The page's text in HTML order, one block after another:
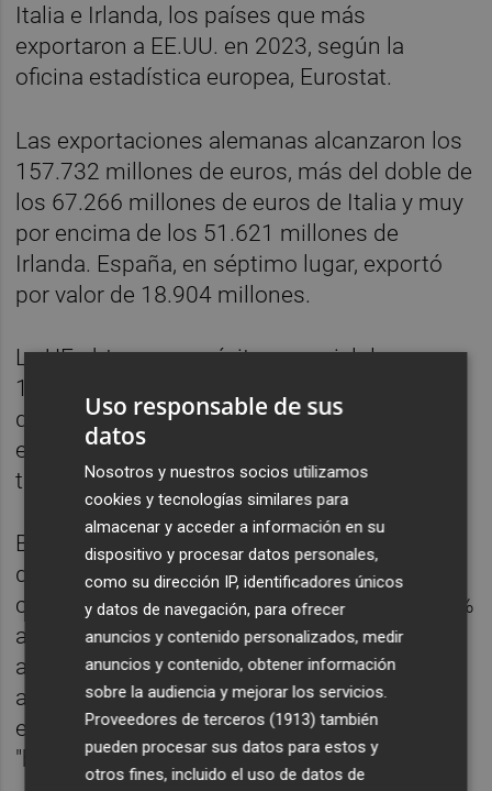
Italia e Irlanda, los países que más
exportaron a EE.UU. en 2023, según la
oficina estadística europea, Eurostat.
Las exportaciones alemanas alcanzaron los
157.732 millones de euros, más del doble de
los 67.266 millones de euros de Italia y muy
por encima de los 51.621 millones de
Irlanda. España, en séptimo lugar, exportó
por valor de 18.904 millones.
La UE obtuvo superávit comercial de
155.800 millones de euros y los sectores
que más vendieron fueron el farmacéutico y
el automovilístico, los que más sufrirían, por
tanto, con un aumento de aranceles.
Bruselas y Washington tampoco cerraron la
disputa comercial iniciada con Trump,
cuando en 2018 introdujo aranceles del 25 %
a importaciones de acero y del 10 % al
aluminio. Bruselas respondió con un
aumento de tasas a productos
estadounidenses como whisky de tipo
"bourbon", mantequilla o zumo de naranja.
Uso responsable de sus
datos
Nosotros y nuestros socios utilizamos
cookies y tecnologías similares para
almacenar y acceder a información en su
dispositivo y procesar datos personales,
como su dirección IP, identificadores únicos
y datos de navegación, para ofrecer
anuncios y contenido personalizados, medir
anuncios y contenido, obtener información
sobre la audiencia y mejorar los servicios.
Proveedores de terceros (1913) también
pueden procesar sus datos para estos y
otros fines, incluido el uso de datos de